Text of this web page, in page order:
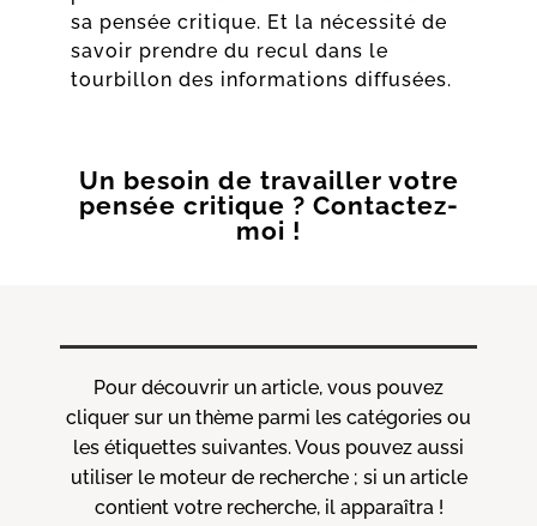
sa pensée critique. Et la nécessité de
savoir prendre du recul dans le
tourbillon des informations diffusées.
Un besoin de travailler votre
pensée critique ? Contactez-
moi !
Pour découvrir un article, vous pouvez
cliquer sur un thème parmi les catégories ou
les étiquettes suivantes. Vous pouvez aussi
utiliser le moteur de recherche ; si un article
contient votre recherche, il apparaîtra !